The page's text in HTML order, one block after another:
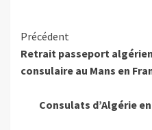
Précédent
Retrait passeport
consulaire au Mans en
Consulats d’Algérie